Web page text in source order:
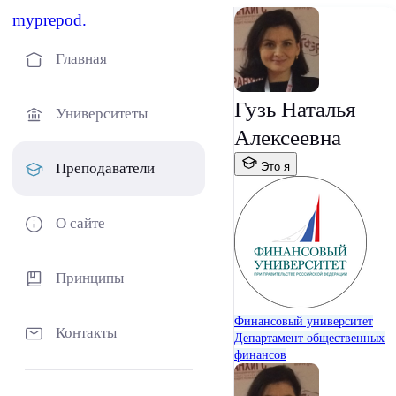
myprepod.
Главная
Университеты
Преподаватели
О сайте
Принципы
Контакты
Гузь Наталья
Алексеевна
Это я
Финансовый университет
Департамент общественных
финансов